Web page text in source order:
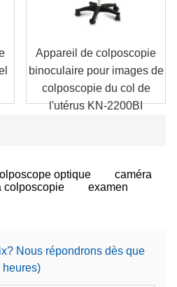
Appareil de colposcopie
binoculaire pour images de
colposcopie du col de
l'utérus KN-2200BI
optique
caméra
colposcopie
examen
Nous répondrons dès que
heures)